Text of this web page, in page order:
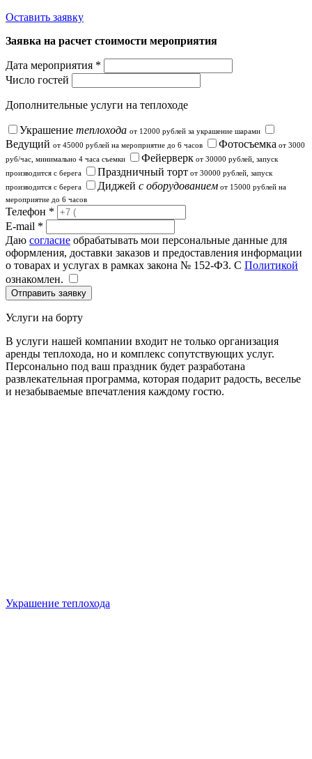
Оставить заявку
Заявка на расчет стоимости мероприятия
Дата мероприятия *
Число гостей
Дополнительные услуги на теплоходе
Украшение теплохода от 12000 рублей за украшение шарами
Ведущий от 45000 рублей на мероприятие до 6 часов Фотосъемка от 3000
руб/час, минимально 4 часа съемки
Фейерверк от 30000 рублей, запуск
производится с берега
Праздничный торт от 30000 рублей, запуск
производится с берега
Диджей с оборудованием от 15000 рублей на
мероприятие до 6 часов
Телефон *
E-mail *
Даю согласие обрабатывать мои персональные данные для
оформления, доставки заказов и предоставления информации
о товарах и услугах в рамках закона № 152-ФЗ. С Политикой
ознакомлен.
Услуги на борту
В услуги нашей компании входит не только организация
аренды теплохода, но и комплекс сопутствующих услуг.
Персонально под ваш праздник будет разработана
развлекательная программа, которая подарит радость, веселье
и незабываемые впечатления каждому гостю.
Украшение теплохода